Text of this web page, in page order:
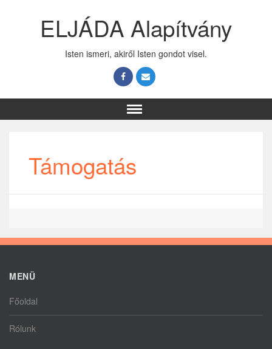
ELJÁDA Alapítvány
Isten ismeri, akiről Isten gondot visel.
Támogatás
MENÜ
Főoldal
Rólunk